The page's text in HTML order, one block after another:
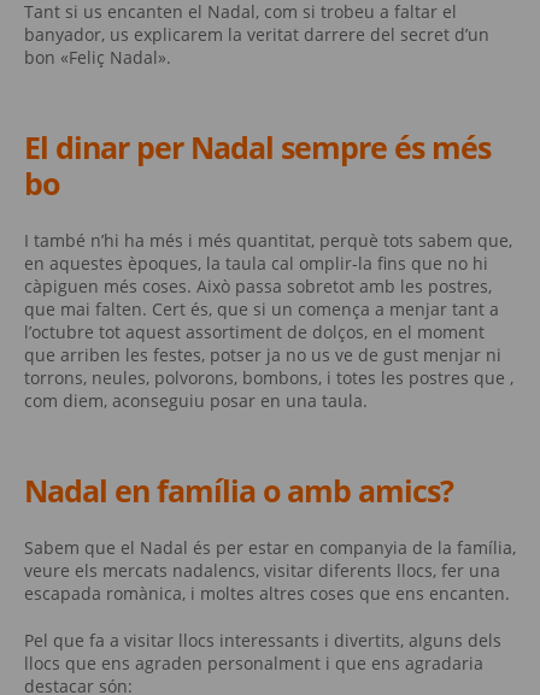
Tant si us encanten el Nadal, com si trobeu a faltar el
banyador, us explicarem la veritat darrere del secret d’un
bon «Feliç Nadal».
El dinar per Nadal sempre és més
bo
I també n’hi ha més i més quantitat, perquè tots sabem que,
en aquestes èpoques, la taula cal omplir-la fins que no hi
càpiguen més coses. Això passa sobretot amb les postres,
que mai falten. Cert és, que si un comença a menjar tant a
l’octubre tot aquest assortiment de dolços, en el moment
que arriben les festes, potser ja no us ve de gust menjar ni
torrons, neules, polvorons, bombons, i totes les postres que ,
com diem, aconseguiu posar en una taula.
Nadal en família o amb amics?
Sabem que el Nadal és per estar en companyia de la família,
veure els mercats nadalencs, visitar diferents llocs, fer una
escapada romànica, i moltes altres coses que ens encanten.
Pel que fa a visitar llocs interessants i divertits, alguns dels
llocs que ens agraden personalment i que ens agradaria
destacar són: